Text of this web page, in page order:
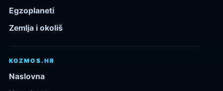
Egzoplaneti
Zemlja i okoliš
KOZMOS.HR
Naslovna